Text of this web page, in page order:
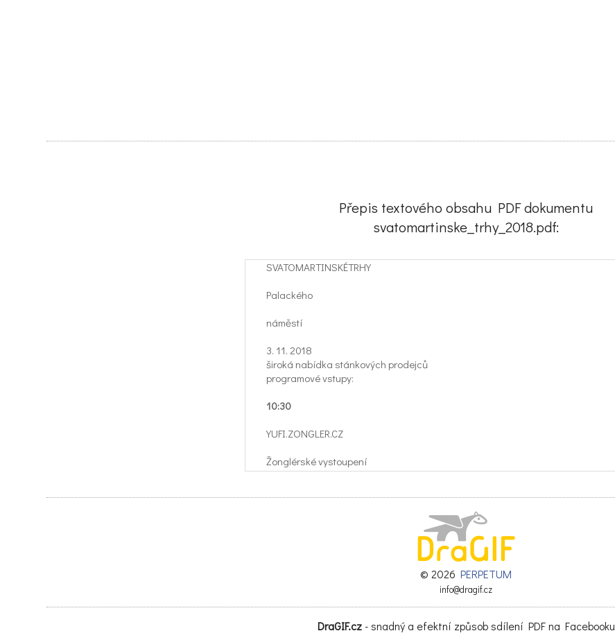
Přepis textového obsahu PDF dokumentu
svatomartinske_trhy_2018.pdf:
SVATOMARTINSKÉTRHY
Palackého
náměstí
3. 11. 2018
široká nabídka stánkových prodejců
programové vstupy:
10:30
YUFI.ZONGLER.CZ
Žonglérské vystoupení
© 2026 PERPETUM
info@dragif.cz
DraGIF.cz- snadný a efektní způsob sdílení PDF na Facebooku